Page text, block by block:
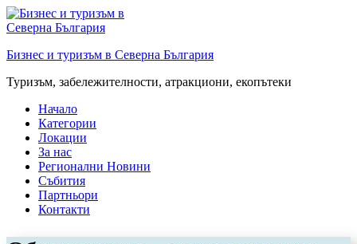
Преминете
към
Бизнес и туризъм в Северна България
Туризъм, забележителности, атракциони, екопътеки
Начало
Категории
Локации
За нас
Регионални Новини
Събития
Партньори
Контакти